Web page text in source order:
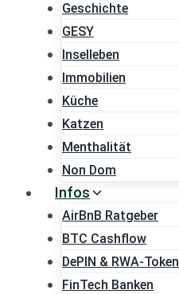
Geschichte
GESY
Inselleben
Immobilien
Küche
Katzen
Menthalität
Non Dom
Infos
AirBnB Ratgeber
BTC Cashflow
DePIN & RWA-Token
FinTech Banken